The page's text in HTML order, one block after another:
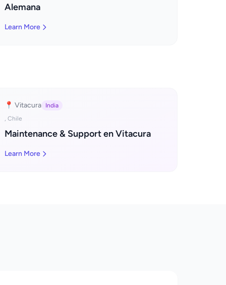
Alemana
Learn More
📍 Vitacura
India
, Chile
Maintenance & Support en Vitacura
Learn More